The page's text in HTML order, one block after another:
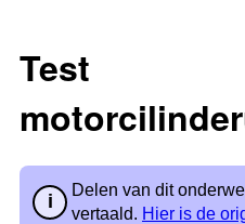
Test
Delen van dit
vertaald. Hier is de